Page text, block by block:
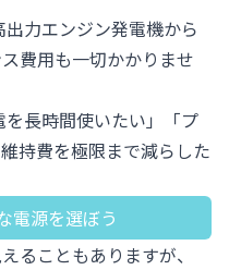
力エンジン発電機から
費用も一切かかりませ
長時間使いたい」「プ
持費を極限まで減らした
電源を選ぼう
ることもありますが、